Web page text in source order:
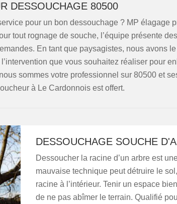
DESSOUCHAGE 80500
pour un bon dessouchage ? MP élagage
tout rognage de souche, l’équipe présente
En tant que paysagistes, nous avons
que vous souhaitez réaliser pour
sommes votre professionnel sur 80500 et
à Le Cardonnois est offert.
DESSOUCHAGE SOUCHE
Dessoucher la racine d’un arbre est
mauvaise technique peut détruire le
racine à l’intérieur. Tenir un espace
de ne pas abîmer le terrain. Qualifié